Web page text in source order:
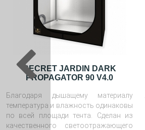
SECRET JARDIN DARK
PROPAGATOR 90 V4.0
Благодаря дышащему материалу
температура и влажность одинаковы
по всей площади тента. Сделан из
качественного светоотражающего